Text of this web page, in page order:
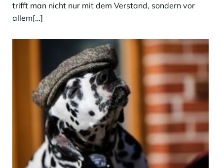
trifft man nicht nur mit dem Verstand, sondern vor
allem[…]